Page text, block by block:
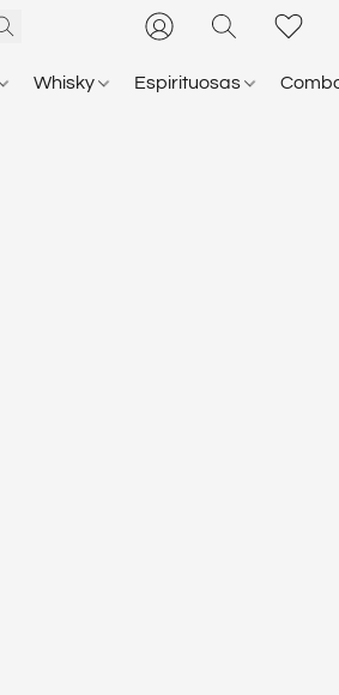
Whisky Espirituosas